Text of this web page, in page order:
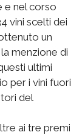
e nel corso
vini scelti dei
un
menzione di
ultimi
per i vini fuori
del
ai tre premi